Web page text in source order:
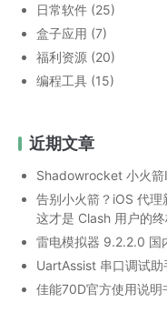
日常软件 (25)
盒子应用 (7)
福利资源 (20)
编程工具 (15)
近期文章
Shadowrocket 小火箭
告别小火箭？iOS 代理
这才是 Clash 用户的
雷电模拟器 9.2.2.0 国
UartAssist 串口调试
佳能70D官方使用说